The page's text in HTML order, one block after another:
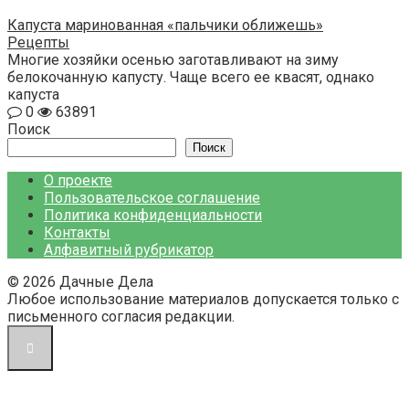
Капуста маринованная «пальчики оближешь»
Рецепты
Многие хозяйки осенью заготавливают на зиму
белокочанную капусту. Чаще всего ее квасят, однако
капуста
0
63891
Поиск
Поиск
О проекте
Пользовательское соглашение
Политика конфиденциальности
Контакты
Алфавитный рубрикатор
© 2026 Дачные Дела
Любое использование материалов допускается только с
письменного согласия редакции.